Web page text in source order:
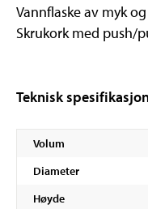
Vannflaske av myk
Skrukork med push/
Teknisk
Volum
Diameter
Høyde